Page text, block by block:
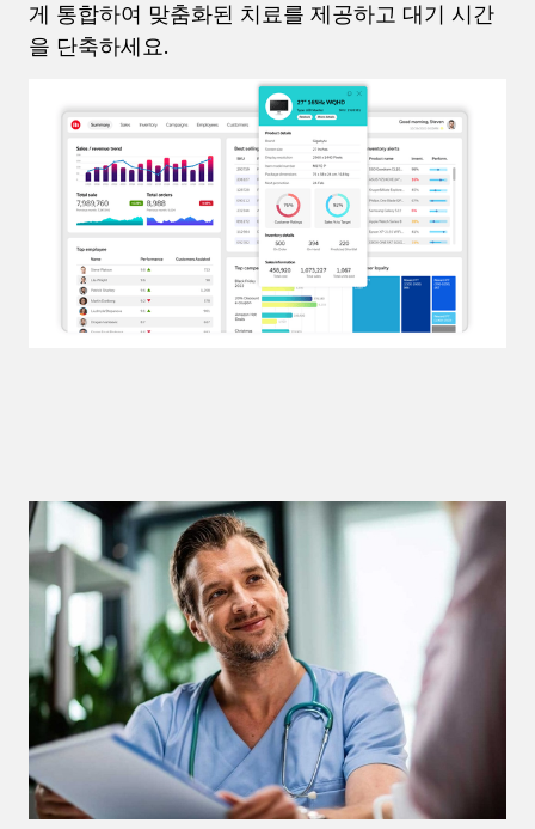
게 통합하여 맞춤화된 치료를 제공하고 대기 시간
을 단축하세요.